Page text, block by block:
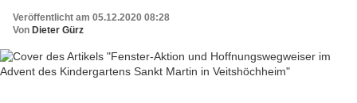
Veröffentlicht am 05.12.2020 08:28
Von Dieter Gürz